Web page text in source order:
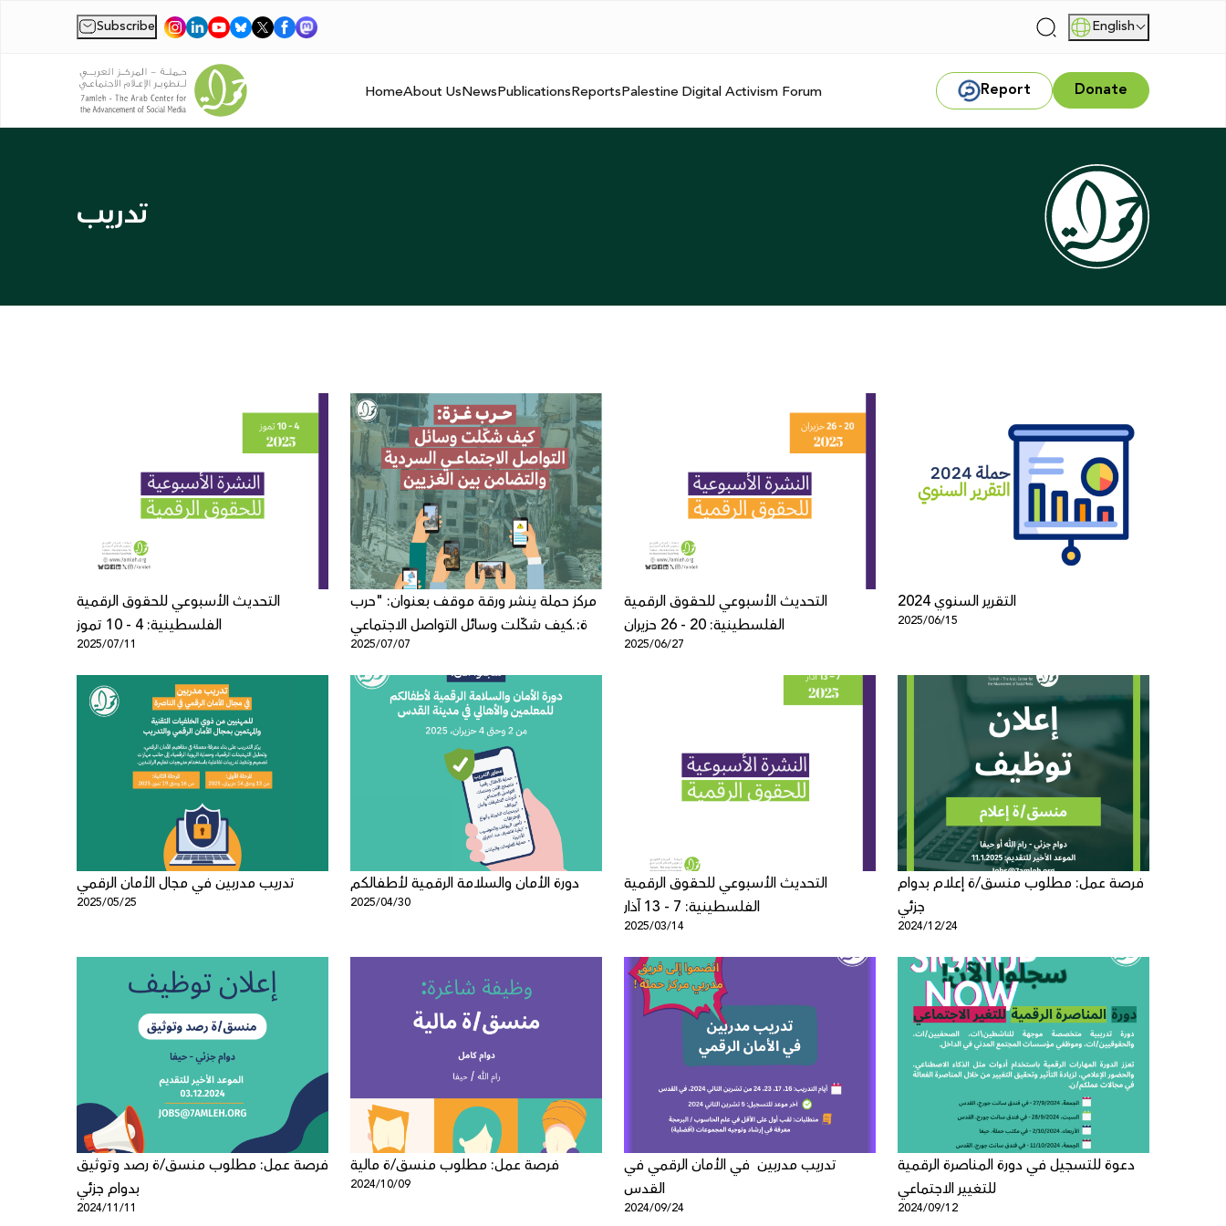
Subscribe | | English
HomeAbout UsNewsPublicationsReportsPalestine Digital Activism Forum Report Donate
التحديث الأسبوعي للحقوق الرقمية
الفلسطينية: 4 - 10 تموز
2025/07/11
مركز حملة ينشر ورقة موقف بعنوان: "حرب
غزة: كيف شكّلت وسائل التواصل الاجتماعي
2025/07/07
التحديث الأسبوعي للحقوق الرقمية
الفلسطينية: 20 - 26 حزيران
2025/06/27
التقرير السنوي 2024
2025/06/15
تدريب مدربين في مجال الأمان الرقمي
2025/05/25
دورة الأمان والسلامة الرقمية لأطفالكم
2025/04/30
التحديث الأسبوعي للحقوق الرقمية
الفلسطينية: 7 - 13 آذار
2025/03/14
فرصة عمل: مطلوب منسق/ة إعلام بدوام
جزئي
2024/12/24
فرصة عمل: مطلوب منسق/ة رصد وتوثيق
بدوام جزئي
2024/11/11
فرصة عمل: مطلوب منسق/ة مالية
2024/10/09
تدريب مدربين في الأمان الرقمي في
القدس
2024/09/24
دعوة للتسجيل في دورة المناصرة الرقمية
2024/09/12